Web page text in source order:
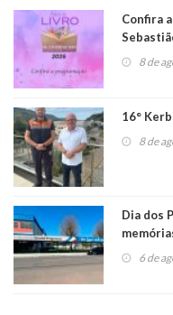
Confira
8 de
16°
8 de
Dia dos
6 de